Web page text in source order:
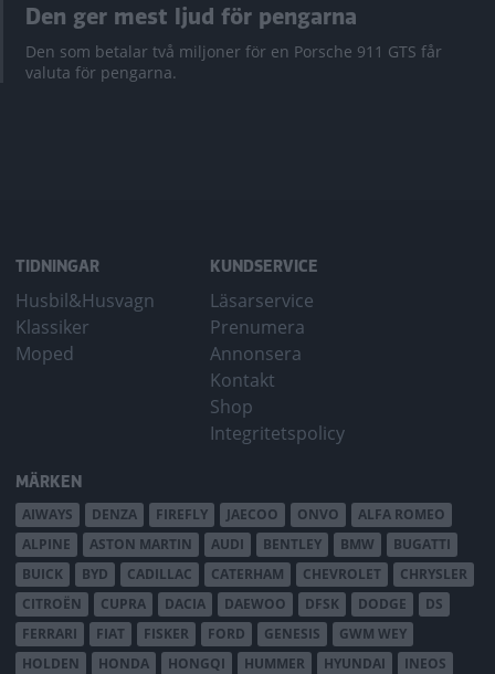
Den ger mest ljud för pengarna
Den som betalar två miljoner för en Porsche 911 GTS får
valuta för pengarna.
TIDNINGAR
Husbil&Husvagn
Klassiker
Moped
KUNDSERVICE
Läsarservice
Prenumera
Annonsera
Kontakt
Shop
Integritetspolicy
MÄRKEN
AIWAYS DENZA FIREFLY JAECOO ONVO
ALFA ROMEO
ALPINE
ASTON MARTIN AUDI BENTLEY BMW
BUGATTI
BUICK
BYD CADILLAC CATERHAM CHEVROLET
CHRYSLER
CITROËN
CUPRA DACIA DAEWOO DFSK DODGE
DS
FERRARI
FIAT FISKER FORD GENESIS
GWM WEY
HOLDEN
HONDA HONGQI HUMMER HYUNDAI
INEOS